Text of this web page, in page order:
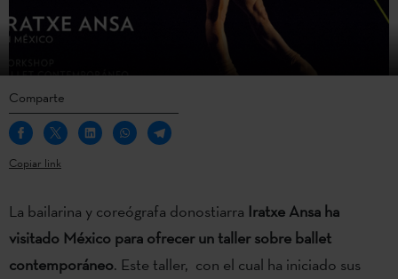
Comparte
Copiar link
La bailarina y coreógrafa donostiarra Iratxe Ansa ha
visitado México para ofrecer un taller sobre ballet
contemporáneo. Este taller, con el cual ha iniciado sus